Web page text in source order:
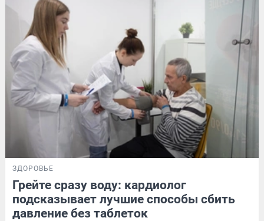
ЗДОРОВЬЕ
Грейте сразу воду: кардиолог
подсказывает лучшие способы сбить
давление без таблеток